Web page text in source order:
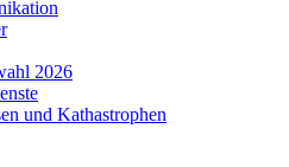
2026
und Kathastrophen